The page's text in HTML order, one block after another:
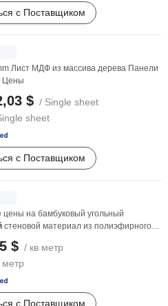
с Поставщиком
Лист МДФ из массива дерева Панели
Цены
$ / Single sheet
sheet
с Поставщиком
на бамбуковый угольный
стеновой материал из полиэфирного
$ / кв метр
метр
с Поставщиком